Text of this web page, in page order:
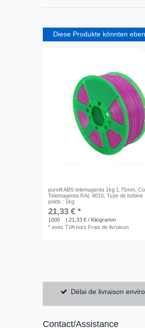
Diese Produkte könnten
purefil ABS telemagenta 1kg 1.75mm ,
Telemagenta RAL 4010 , Type de
poids : 1kg
21,33 € *
1000
| 21,33 € / Kilogramm
*avec TVAhors Frais de livraison
Délai de livraison
Contact/Assistance